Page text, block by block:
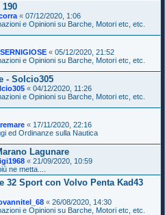
« 07/12/2020, 1:06
e Opinioni su Barche, Motori etc, etc.
« 05/12/2020, 21:52
e Opinioni su Barche, Motori etc, etc.
- Solcio305
« 04/12/2020, 11:26
e Opinioni su Barche, Motori etc, etc.
« 17/11/2020, 22:16
ed Ordinanze sulla Nautica
Lagunare
« 21/09/2020, 10:59
ne metta....
32 Sport con Volvo Penta Kad43
« 26/08/2020, 14:30
e Opinioni su Barche, Motori etc, etc.